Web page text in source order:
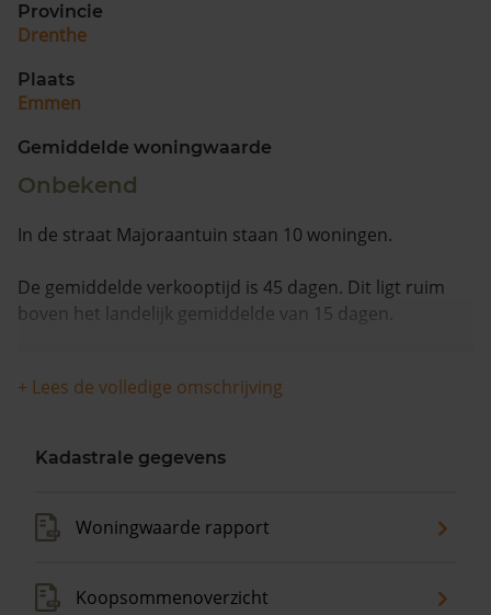
Provincie
Drenthe
Plaats
Emmen
Gemiddelde woningwaarde
Onbekend
In de straat Majoraantuin staan 10 woningen.
De gemiddelde verkooptijd is 45 dagen. Dit ligt ruim
boven het landelijk gemiddelde van 15 dagen.
+ Lees de volledige omschrijving
Kadastrale gegevens
Woningwaarde rapport
Koopsommenoverzicht